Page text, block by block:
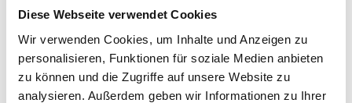
Diese Webseite verwendet Cookies
Wir verwenden Cookies, um Inhalte und Anzeigen zu
personalisieren, Funktionen für soziale Medien anbieten
zu können und die Zugriffe auf unsere Website zu
analysieren. Außerdem geben wir Informationen zu Ihrer
Vorstellungsvermögen gefördert.
Hergestellt sind die Holz-Elemente übrigens aus hochwertigem